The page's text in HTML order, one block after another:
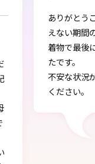
で友人と会
が、素敵な
て嬉しかっ
身体ご自愛